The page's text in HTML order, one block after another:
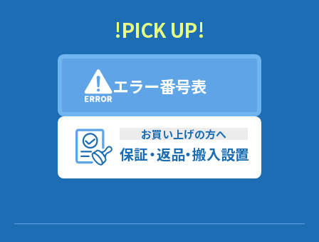
!PICK UP!
エラー番号表
お買い上げの方へ
保証・返品・搬入設置